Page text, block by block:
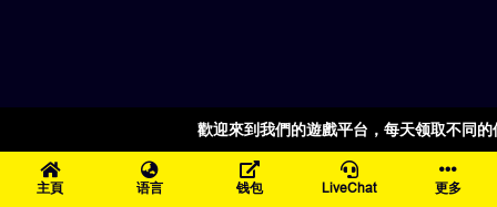
歡迎來到我們的遊戲平台，每天领取不同
主頁 语言 钱包 LiveChat 更多